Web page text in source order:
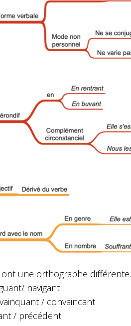
une orthographe différente.
navigant
/ convaincant
/ précédent